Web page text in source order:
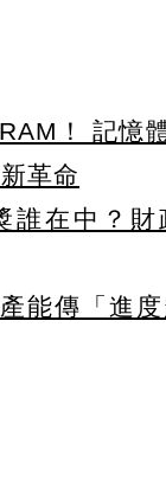
！ 記憶
革命
誰在中？財
能傳「進